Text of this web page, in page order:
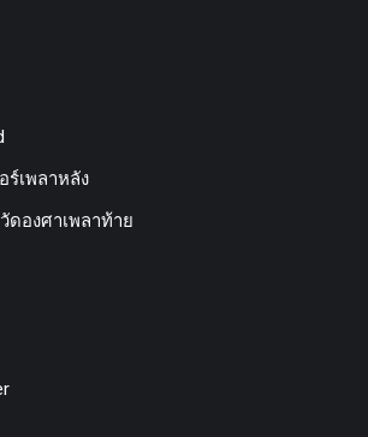
ร์เพลาหลัง
ดองศาเพลาท้าย